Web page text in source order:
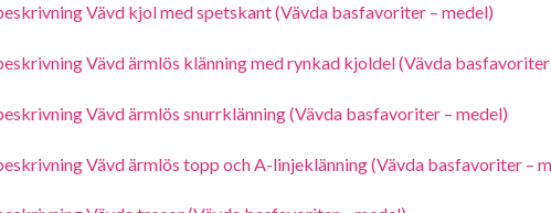
Vävd kjol med spetskant (Vävda basfavoriter – medel)
Vävd ärmlös klänning med rynkad kjoldel (Vävda basfavoriter
Vävd ärmlös snurrklänning (Vävda basfavoriter – medel)
Vävd ärmlös topp och A-linjeklänning (Vävda basfavoriter –